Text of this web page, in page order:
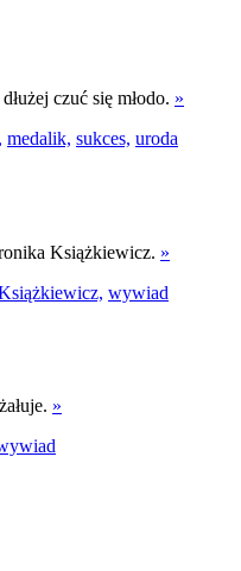
czuć się młodo. »
medalik, sukces, uroda
Książkiewicz. »
wywiad
»